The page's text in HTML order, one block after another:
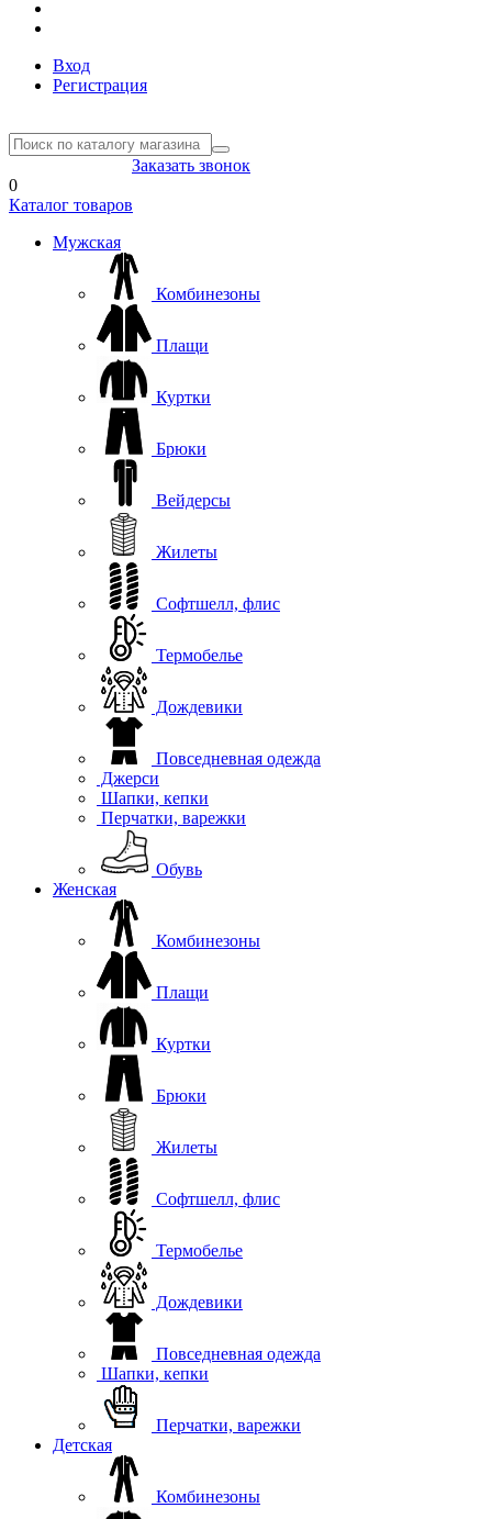
Вход
Регистрация
Заказать звонок
0
Каталог товаров
Мужская
Комбинезоны
Плащи
Куртки
Брюки
Вейдерсы
Жилеты
Софтшелл, флис
Термобелье
Дождевики
Повседневная одежда
Джерси
Шапки, кепки
Перчатки, варежки
Обувь
Женская
Комбинезоны
Плащи
Куртки
Брюки
Жилеты
Софтшелл, флис
Термобелье
Дождевики
Повседневная одежда
Шапки, кепки
Перчатки, варежки
Детская
Комбинезоны